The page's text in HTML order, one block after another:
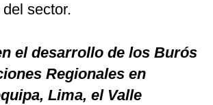
sector.
el desarrollo de los Burós
Regionales en
Lima, el Valle